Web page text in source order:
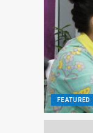
FEATURED